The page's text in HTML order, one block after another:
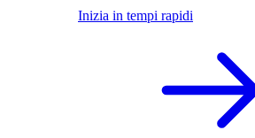
Inizia in tempi rapidi